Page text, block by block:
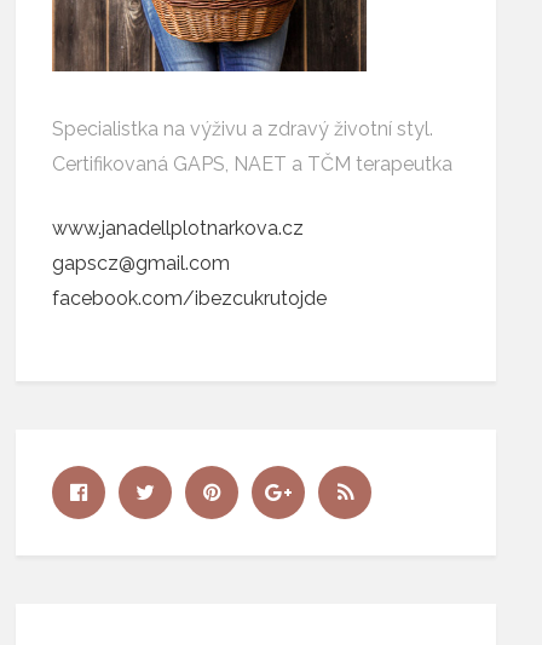
Specialistka na výživu a zdravý životní styl.
Certifikovaná GAPS, NAET a TČM terapeutka
www.janadellplotnarkova.cz
gapscz@gmail.com
facebook.com/ibezcukrutojde